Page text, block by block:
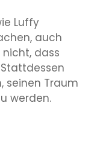
Luffy
auch
nicht, dass
seinen Traum
werden.